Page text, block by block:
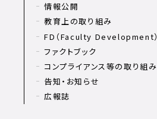
情報公開
教育上の取り組み
FD（Faculty Development）
ファクトブック
コンプライアンス等の取り組み
告知・お知らせ
広報誌